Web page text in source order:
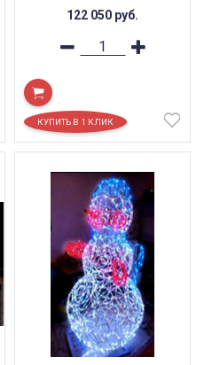
122 050 руб.